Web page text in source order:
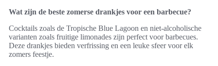
Wat zijn de beste zomerse drankjes voor een barbecue?
Cocktails zoals de Tropische Blue Lagoon en niet-alcoholische
varianten zoals fruitige limonades zijn perfect voor barbecues.
Deze drankjes bieden verfrissing en een leuke sfeer voor elk
zomers feestje.